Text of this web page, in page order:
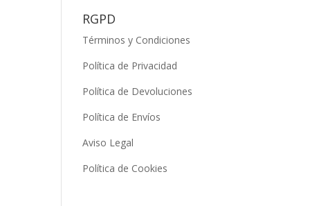
RGPD
Términos y Condiciones
Política de Privacidad
Política de Devoluciones
Política de Envíos
Aviso Legal
Política de Cookies